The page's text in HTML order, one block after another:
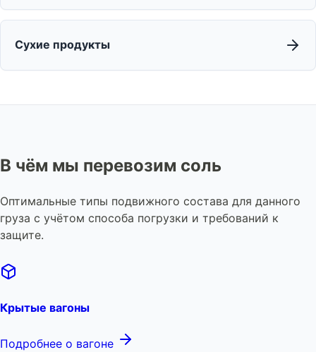
Сухие продукты
В чём мы перевозим соль
Оптимальные типы подвижного состава для данного
груза с учётом способа погрузки и требований к
защите.
Крытые вагоны
Подробнее о вагоне